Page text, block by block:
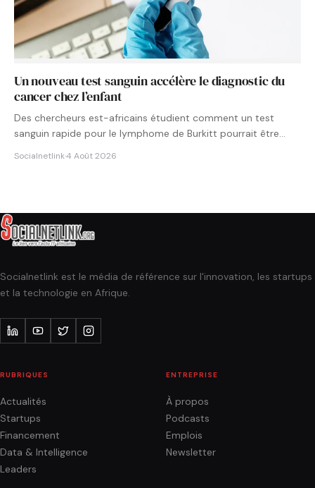
Un nouveau test sanguin accélère le diagnostic du
cancer chez l’enfant
Des chercheurs est-africains étudient comment un test
sanguin rapide pour le lymphome de Burkitt pourrait être
Socialnetlink·4 Août 2026
Socialnetlink est le média de référence sur l'innovation, les startups
et la technologie en Afrique.
RUBRIQUES
Actualités
Startups
Financement
Data & Intelligence
Leaders
ENTREPRISE
À propos
Podcasts
Emplois
Newsletter